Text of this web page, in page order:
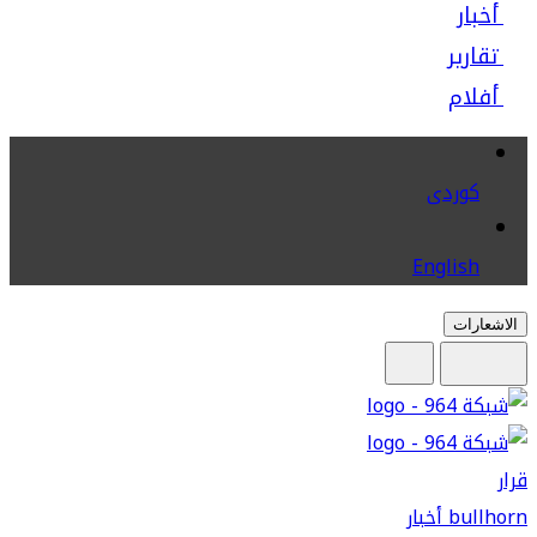
أخبار
تقارير
أفلام
كوردى
English
الاشعارات
قرار
bullhornأخبار